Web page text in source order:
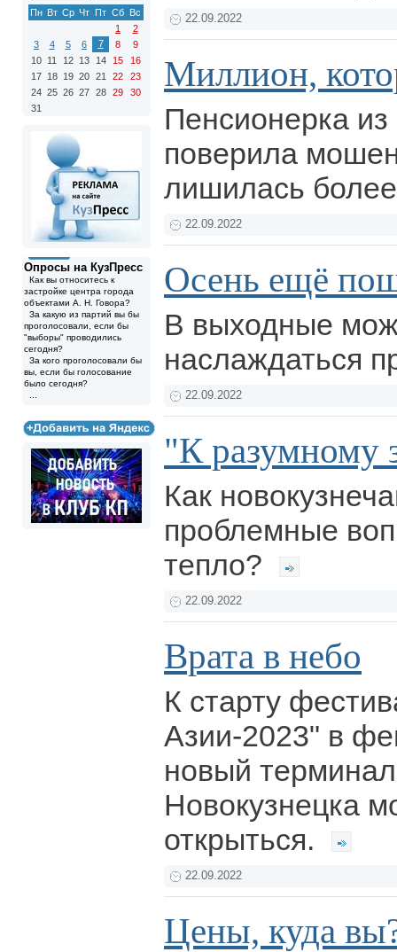
Пн Вт Ср Чт Пт Сб Вс
1
2
3
4 5 6 7 8
9
10 11 12 13 14 15
16
17 18 19 20 21 22
23
24 25 26 27 28 29
30
31
Опросы на КузПресс
Как вы относитесь к
застройке центра города
объектами А. Н. Говора?
За какую из партий вы бы
проголосовали, если бы
"выборы" проводились
сегодня?
За кого проголосовали бы
вы, если бы голосование
было сегодня?
22.09.2022
Миллион,
Пенсионерка
поверила
лишилась
22.09.2022
Осень ещё
В выходные
наслаждаться
22.09.2022
"К разумному
Как
проблемные
тепло?
22.09.2022
Врата в небо
К старту
Азии-2023" в
новый
Новокузнецка
открыться.
22.09.2022
Цены, куда